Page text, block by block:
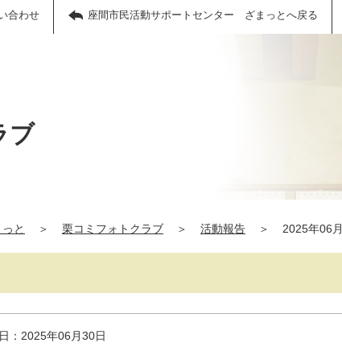
合わせ 座間市民活動サポートセンター ざまっとへ戻る
ブ
と ＞ 栗コミフォトクラブ ＞ 活動報告 ＞ 2025年06月
：2025年06月30日